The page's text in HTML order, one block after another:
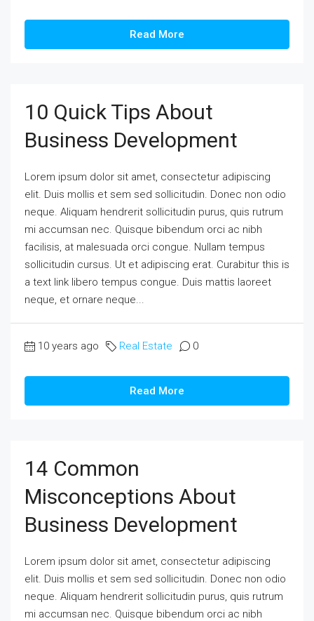
Read More
10 Quick Tips About
Business Development
Lorem ipsum dolor sit amet, consectetur adipiscing
elit. Duis mollis et sem sed sollicitudin. Donec non odio
neque. Aliquam hendrerit sollicitudin purus, quis rutrum
mi accumsan nec. Quisque bibendum orci ac nibh
facilisis, at malesuada orci congue. Nullam tempus
sollicitudin cursus. Ut et adipiscing erat. Curabitur this is
a text link libero tempus congue. Duis mattis laoreet
neque, et ornare neque...
10 years ago Real Estate 0
Read More
14 Common
Misconceptions About
Business Development
Lorem ipsum dolor sit amet, consectetur adipiscing
elit. Duis mollis et sem sed sollicitudin. Donec non odio
neque. Aliquam hendrerit sollicitudin purus, quis rutrum
mi accumsan nec. Quisque bibendum orci ac nibh